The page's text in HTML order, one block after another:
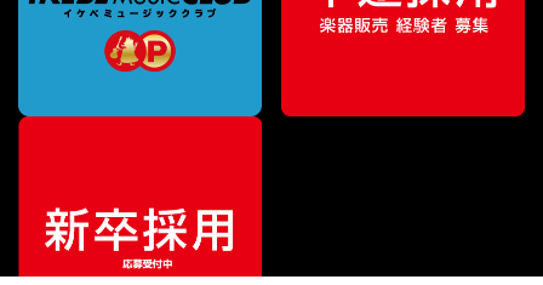
販売価格¥275,000 （税込）